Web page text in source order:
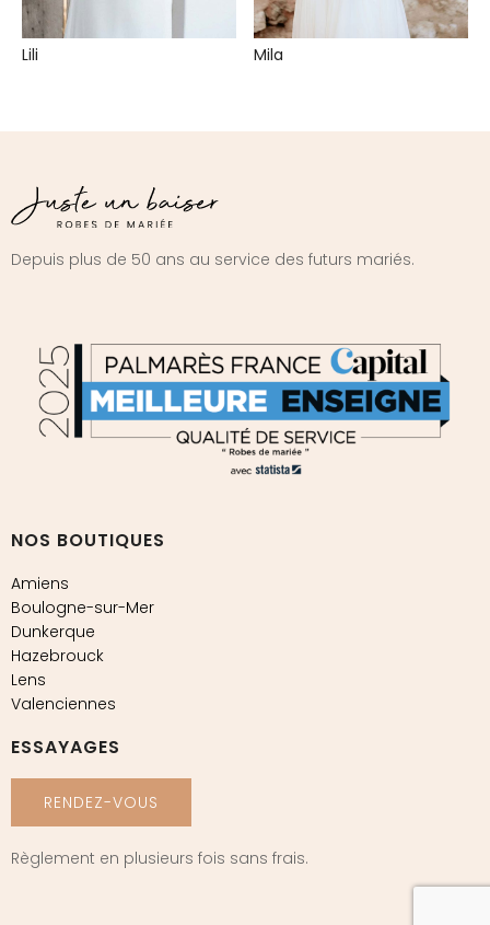
Lili Mila
Depuis plus de 50 ans au service des futurs mariés.
NOS BOUTIQUES
Amiens
Boulogne-sur-Mer
Dunkerque
Hazebrouck
Lens
Valenciennes
ESSAYAGES
RENDEZ-VOUS
Règlement en plusieurs fois sans frais.